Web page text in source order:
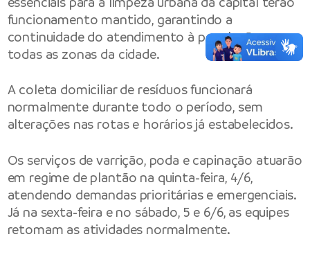
funcionamento mantido, garantindo a
continuidade do atendimento à população em
todas as zonas da cidade.
A coleta domiciliar de resíduos funcionará
normalmente durante todo o período, sem
alterações nas rotas e horários já estabelecidos.
Os serviços de varrição, poda e capinação atuarão
em regime de plantão na quinta-feira, 4/6,
atendendo demandas prioritárias e emergenciais.
Já na sexta-feira e no sábado, 5 e 6/6, as equipes
retomam as atividades normalmente.